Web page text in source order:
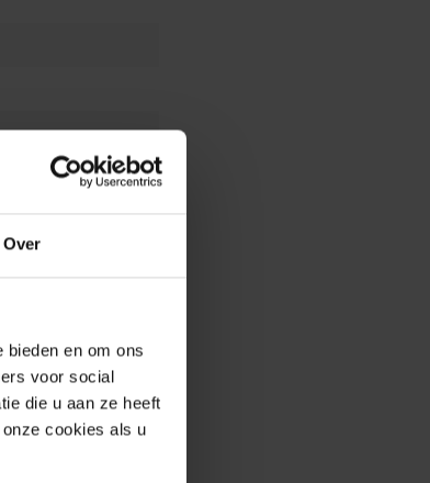
Over
en om ons
voor social
die u aan ze heeft
cookies als u
voor onkruidvrij